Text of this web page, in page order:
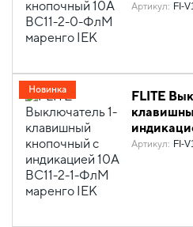
Артикул: FI-
FLITE
ФлМ
Артикул: FI-
Новинка